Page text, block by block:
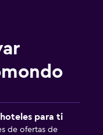
para ti
de ofertas de